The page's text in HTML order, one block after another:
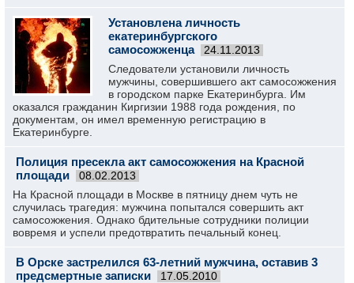
Установлена личность
екатеринбургского
самосожженца
24.11.2013
Следователи установили личность
мужчины, совершившего акт самосожжения
в городском парке Екатеринбурга. Им
оказался гражданин Киргизии 1988 года рождения, по
документам, он имел временную регистрацию в
Екатеринбурге.
Полиция пресекла акт самосожжения на Красной
площади
08.02.2013
На Красной площади в Москве в пятницу днем чуть не
случилась трагедия: мужчина попытался совершить акт
самосожжения. Однако бдительные сотрудники полиции
вовремя и успели предотвратить печальный конец.
В Орске застрелился 63-летний мужчина, оставив 3
предсмертные записки
17.05.2010